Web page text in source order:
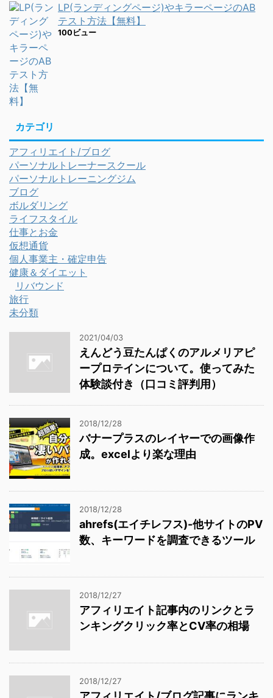
LP(ランディングページ)やキラーページのAB
テスト方法【無料】
100ビュー
カテゴリ
アフィリエイト/ブログ
パーソナルトレーナースクール
パーソナルトレーニングジム
ブログ
ボルダリング
ライフスタイル
仕事とお金
仮想通貨
個人事業主・確定申告
健康＆ダイエット
リバウンド
旅行
未分類
2021/04/03
えんどう豆たんぱくのアルメリアピ
ープロテインについて。使ってみた
体験談付き（口コミ評判用）
2018/12/28
バナープラスのレイヤーでの画像作
成。excelより楽な理由
2018/12/28
ahrefs(エイチレフス)-他サイトのPV
数、キーワードを調査できるツール
2018/12/27
アフィリエイト記事内のリンクとラ
ンキングクリック率とCV率の相場
2018/12/27